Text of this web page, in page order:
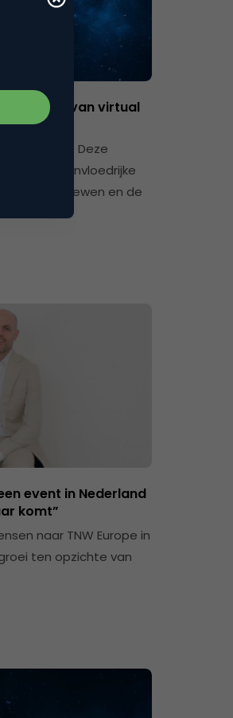
wereld van virtual
voor elkaar. Deze
rond om invloedrijke
te interviewen en de
event in Nederland
komt”
naar TNW Europe in
ten opzichte van